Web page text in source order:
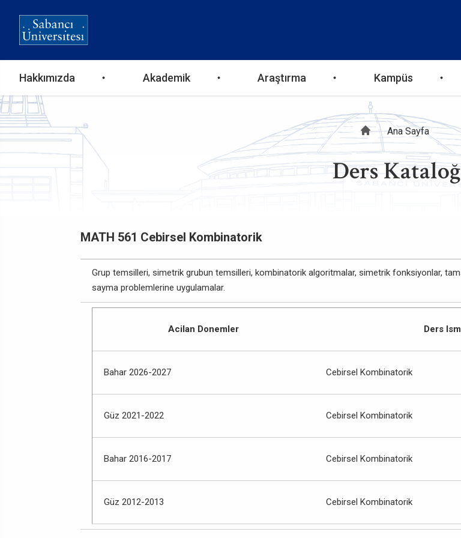
Ana
gezinti
menüsü
Hakkımızda Akademik Araştırma Kampüs
Sayfa
yolu
Ana Sayfa
Ders
MATH 561 Cebirsel Kombinatorik
Grup temsilleri, simetrik grubun temsilleri, kombinatorik algoritmalar, simetrik fonksiyonlar,
sayma problemlerine uygulamalar.
Acilan Donemler Ders
Bahar 2026-2027 Cebirsel Kombinatorik
Güz 2021-2022 Cebirsel Kombinatorik
Bahar 2016-2017 Cebirsel Kombinatorik
Güz 2012-2013 Cebirsel Kombinatorik